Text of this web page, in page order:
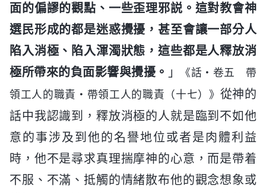
面的偏謬的觀點、一些歪理邪説。這對教會神
選民形成的都是迷惑攪擾，甚至會讓一部分人
陷入消極、陷入渾濁狀態，這些都是人釋放消
極所帶來的負面影響與攪擾。 」
《話・卷五 帶
領工人的職責・帶領工人的職責（十七）》 從神的
話中我認識到，釋放消極的人就是臨到不如他
意的事涉及到他的名譽地位或者是肉體利益
時，他不是尋求真理揣摩神的心意，而是帶着
不服、不滿、抵觸的情緒散布他的觀念想象或